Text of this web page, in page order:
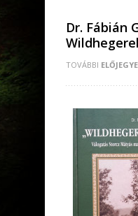
Dr. Fábián
TOVÁBBI